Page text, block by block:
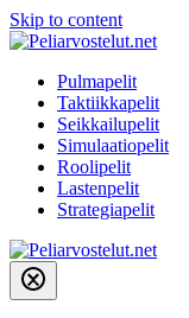
Skip to content
Pulmapelit
Taktiikkapelit
Seikkailupelit
Simulaatiopelit
Roolipelit
Lastenpelit
Strategiapelit